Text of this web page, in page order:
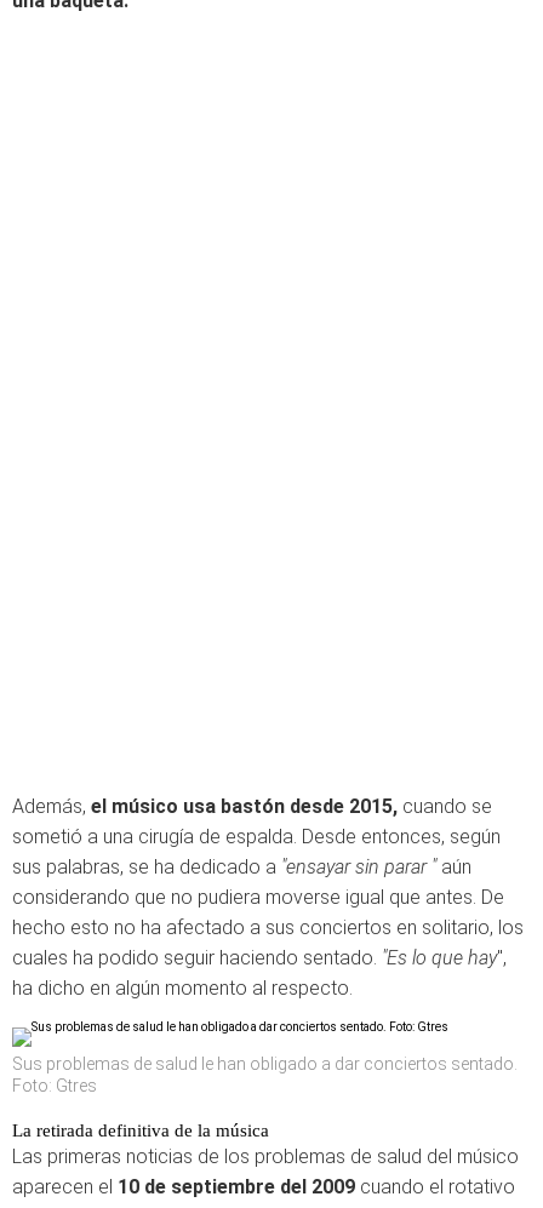
Además, el músico usa bastón desde 2015, cuando se
sometió a una cirugía de espalda. Desde entonces, según
sus palabras, se ha dedicado a "ensayar sin parar " aún
considerando que no pudiera moverse igual que antes. De
hecho esto no ha afectado a sus conciertos en solitario, los
cuales ha podido seguir haciendo sentado. "Es lo que hay",
ha dicho en algún momento al respecto.
Sus problemas de salud le han obligado a dar conciertos sentado.
Foto: Gtres
La retirada definitiva de la música
Las primeras noticias de los problemas de salud del músico
aparecen el 10 de septiembre del 2009 cuando el rotativo